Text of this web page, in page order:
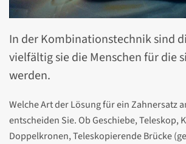
In der Kombinationstechnik sind
vielfältig sie die Menschen für die
werden.
Welche Art der Lösung für ein Zahnersatz
entscheiden Sie. Ob Geschiebe, Teleskop,
Doppelkronen, Teleskopierende Brücke